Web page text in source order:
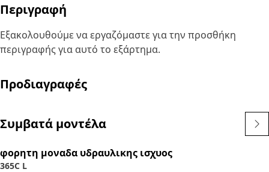
Περιγραφή
Εξακολουθούμε να εργαζόμαστε για την προσθήκη
περιγραφής για αυτό το εξάρτημα.
Προδιαγραφές
Συμβατά μοντέλα
φορητη μοναδα υδραυλικης ισχυος
365C L